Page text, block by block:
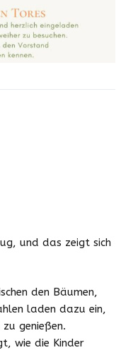
und das zeigt sich
den Bäumen,
laden dazu ein,
genießen.
wie die Kinder